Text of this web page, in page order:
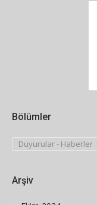
Bölümler
Duyurular - Haberler
Arşiv